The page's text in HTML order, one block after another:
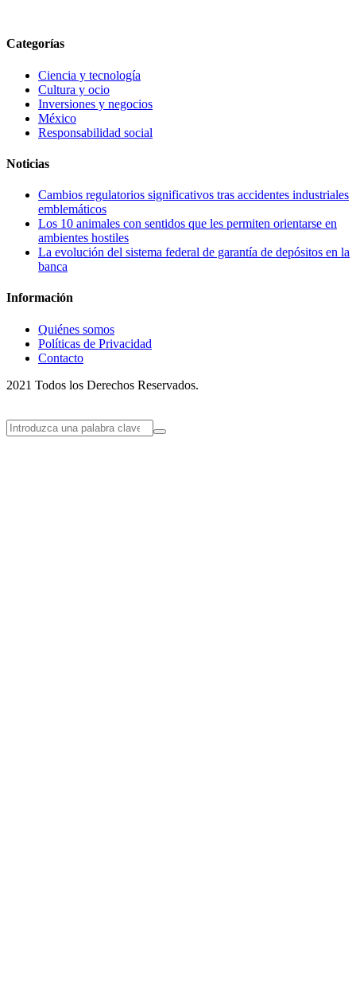
Categorías
Ciencia y tecnología
Cultura y ocio
Inversiones y negocios
México
Responsabilidad social
Noticias
Cambios regulatorios significativos tras accidentes industriales
emblemáticos
Los 10 animales con sentidos que les permiten orientarse en
ambientes hostiles
La evolución del sistema federal de garantía de depósitos en la
banca
Información
Quiénes somos
Políticas de Privacidad
Contacto
2021 Todos los Derechos Reservados.